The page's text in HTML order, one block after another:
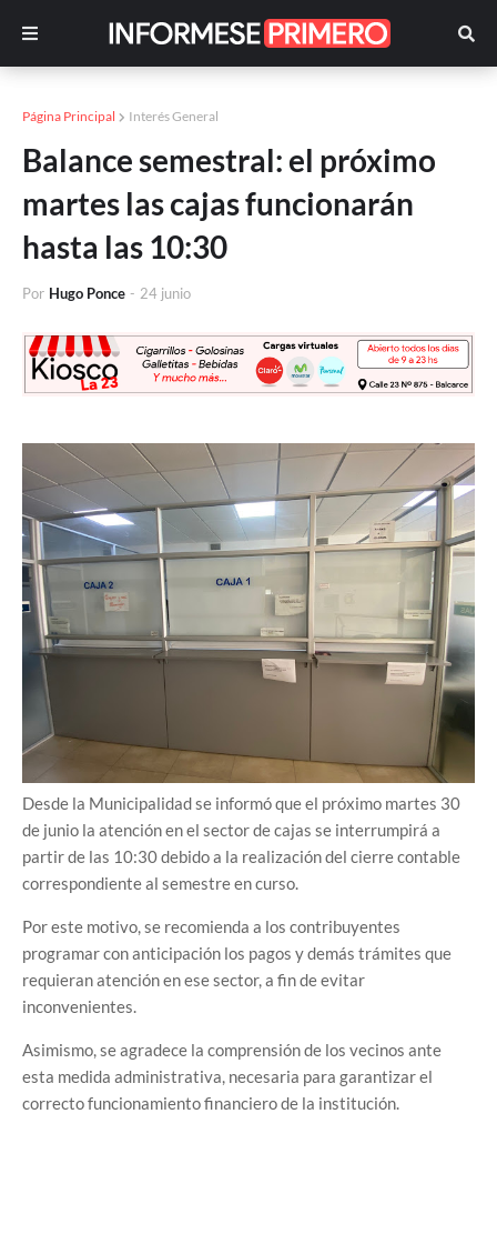
Página Principal Interés General
Balance semestral: el próximo
martes las cajas funcionarán
hasta las 10:30
Por Hugo Ponce - 24 junio
Desde la Municipalidad se informó que el próximo martes 30
de junio la atención en el sector de cajas se interrumpirá a
partir de las 10:30 debido a la realización del cierre contable
correspondiente al semestre en curso.
Por este motivo, se recomienda a los contribuyentes
programar con anticipación los pagos y demás trámites que
requieran atención en ese sector, a fin de evitar
inconvenientes.
Asimismo, se agradece la comprensión de los vecinos ante
esta medida administrativa, necesaria para garantizar el
correcto funcionamiento financiero de la institución.